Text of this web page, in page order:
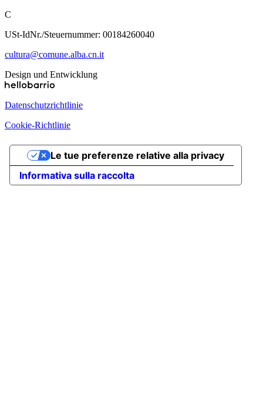
C
USt-IdNr./Steuernummer: 00184260040
cultura@comune.alba.cn.it
Design und Entwicklung
Datenschutzrichtlinie
Cookie-Richtlinie
Informativa sulla raccolta
Le tue preferenze relative alla privacy